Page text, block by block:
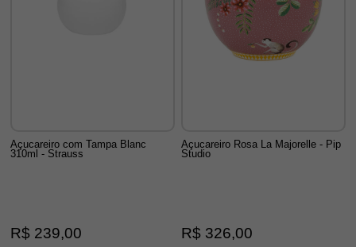
Açucareiro com Tampa Blanc
310ml - Strauss
R$ 239,00
Açucareiro Rosa La Majorelle - Pip
Studio
R$ 326,00